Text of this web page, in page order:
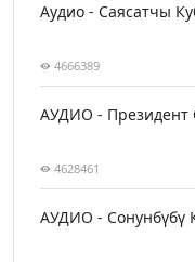
Аудио - Саясатчы
4666389
АУДИО - Президент
4628461
АУДИО - Сонунбүбү